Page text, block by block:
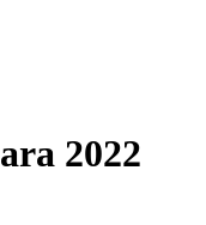
2022